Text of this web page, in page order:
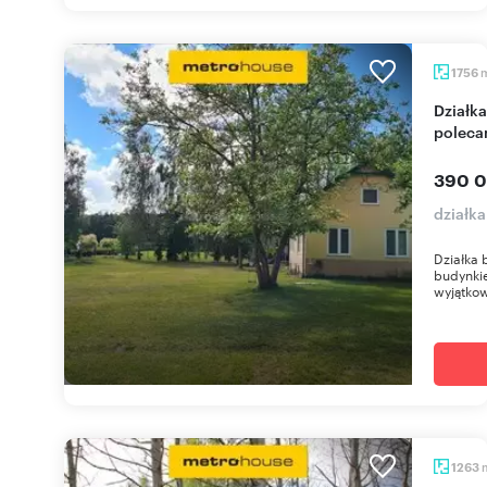
1756
Działka 1756 m² z domkiem, media, prywatność -
390
1263